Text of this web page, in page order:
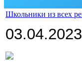
Школьники из всех